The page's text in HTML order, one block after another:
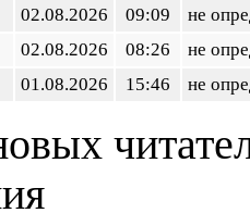
02.08.2026 09:09
не
02.08.2026 08:26
не
01.08.2026 15:46 не